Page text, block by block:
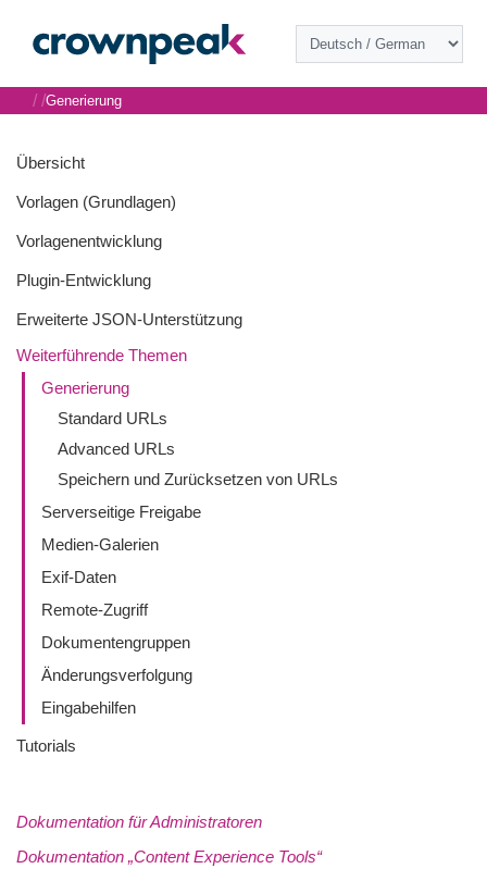
Übersicht
Vorlagen (Grundlagen)
Vorlagenentwicklung
Plugin-Entwicklung
Erweiterte JSON-Unterstützung
Weiterführende Themen
Generierung
Standard URLs
Advanced URLs
Speichern und Zurücksetzen von URLs
Serverseitige Freigabe
Medien-Galerien
Exif-Daten
Remote-Zugriff
Dokumentengruppen
Änderungsverfolgung
Eingabehilfen
Tutorials
Dokumentation für Administratoren
Dokumentation „Content Experience Tools“
/ /Generierung